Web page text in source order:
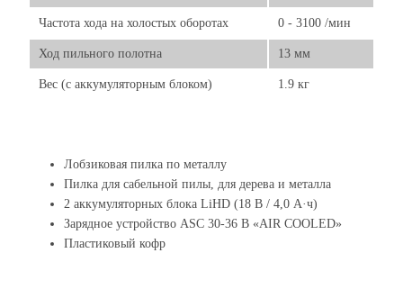
Частота хода на холостых оборотах 0 - 3100 /мин
Ход пильного полотна 13 мм
Вес (с аккумуляторным блоком) 1.9 кг
Лобзиковая пилка по металлу
Пилка для сабельной пилы, для дерева и металла
2 аккумуляторных блока LiHD (18 В / 4,0 А·ч)
Зарядное устройство ASC 30-36 В «AIR COOLED»
Пластиковый кофр